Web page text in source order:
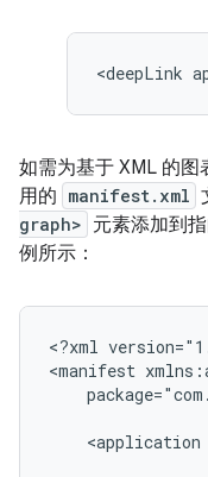
<deepLink
如需为基于 XML 的
用的 manifest.xml
graph> 元素添加到
例所示：
<?xml
<manifest
<application